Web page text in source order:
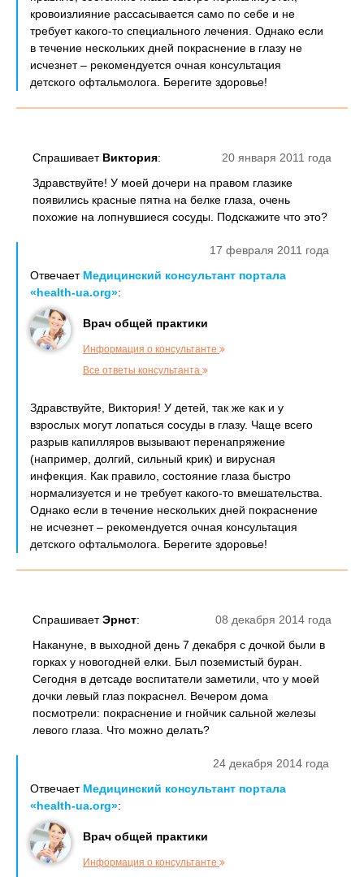
кровоизлияние рассасывается само по себе и не
требует какого-то специального лечения. Однако если
в течение нескольких дней покраснение в глазу не
исчезнет – рекомендуется очная консультация
детского офтальмолога. Берегите здоровье!
20 января 2011 года
Спрашивает Виктория:
Здравствуйте! У моей дочери на правом глазике
появились красные пятна на белке глаза, очень
похожие на лопнувшиеся сосуды. Подскажите что это?
17 февраля 2011 года
Отвечает Медицинский консультант портала
«health-ua.org»:
Врач общей практики
Информация о консультанте
Все ответы консультанта
Здравствуйте, Виктория! У детей, так же как и у
взрослых могут лопаться сосуды в глазу. Чаще всего
разрыв капилляров вызывают перенапряжение
(например, долгий, сильный крик) и вирусная
инфекция. Как правило, состояние глаза быстро
нормализуется и не требует какого-то вмешательства.
Однако если в течение нескольких дней покраснение
не исчезнет – рекомендуется очная консультация
детского офтальмолога. Берегите здоровье!
08 декабря 2014 года
СпрашиваетЭрнст:
Накануне, в выходной день 7 декабря с дочкой были в
горках у новогодней елки. Был поземистый буран.
Сегодня в детсаде воспитатели заметили, что у моей
дочки левый глаз покраснел. Вечером дома
посмотрели: покраснение и гнойчик сальной железы
левого глаза. Что можно делать?
24 декабря 2014 года
Отвечает Медицинский консультант портала
«health-ua.org»:
Врач общей практики
Информация о консультанте